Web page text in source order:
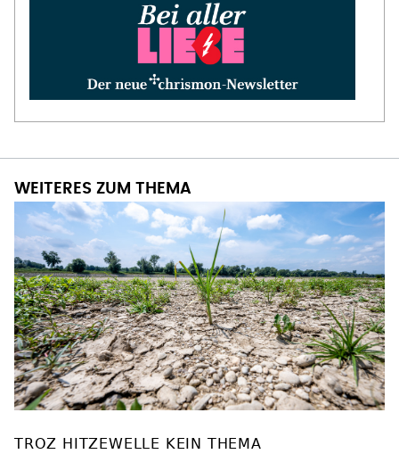
WEITERES ZUM THEMA
TROZ HITZEWELLE KEIN THEMA